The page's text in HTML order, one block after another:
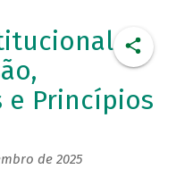
e Princípios
de 2025